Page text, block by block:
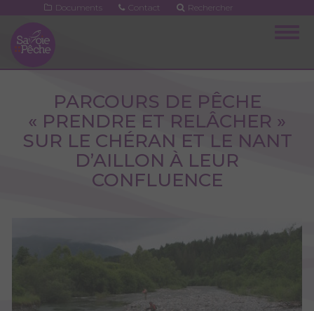
contenu
principal
Documents Contact Rechercher
PARCOURS DE PÊCHE
« PRENDRE ET RELÂCHER »
SUR LE CHÉRAN ET LE NANT
D’AILLON À LEUR
CONFLUENCE